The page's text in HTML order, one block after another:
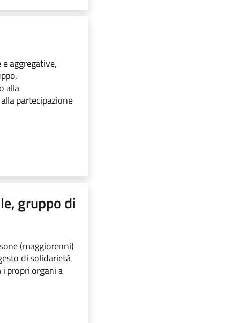
aggregative,
alla
partecipazione
gruppo di
(maggiorenni)
di solidarietà
propri organi a